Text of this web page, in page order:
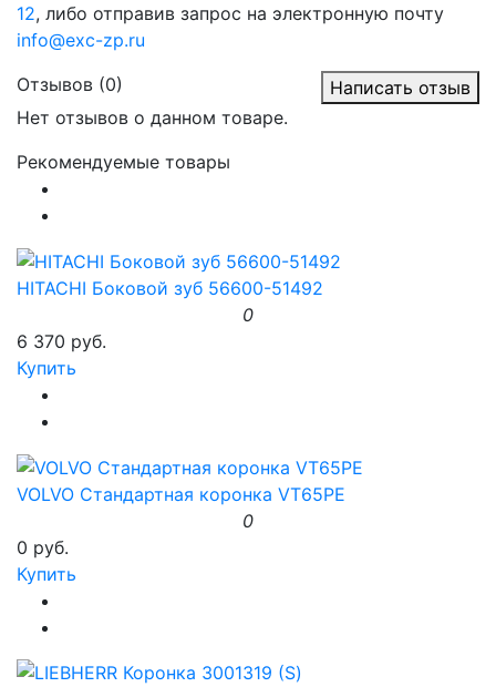
12, либо отправив запрос на электронную почту
info@exc-zp.ru
Отзывов (0)
Написать отзыв
Нет отзывов о данном товаре.
Рекомендуемые товары
HITACHI Боковой зуб 56600-51492
0
6 370 руб.
Купить
VOLVO Стандартная коронка VT65PE
0
0 руб.
Купить